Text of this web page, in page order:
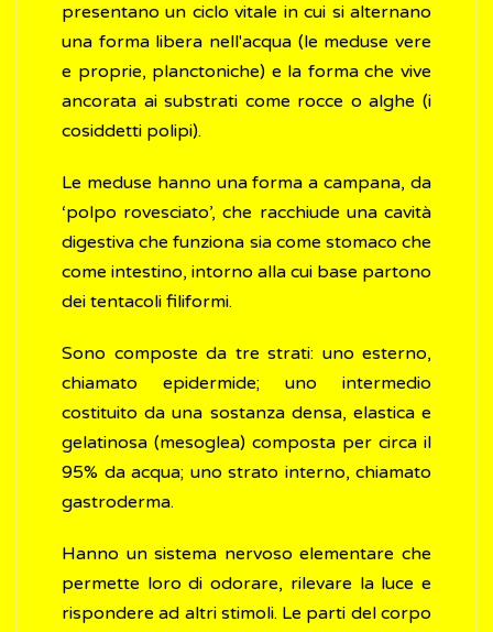
presentano un ciclo vitale in cui si alternano
una forma libera nell'acqua (le meduse vere
e proprie, planctoniche) e la forma che vive
ancorata ai substrati come rocce o alghe (i
cosiddetti polipi).
Le meduse hanno una forma a campana, da
‘polpo rovesciato’, che racchiude una cavità
digestiva che funziona sia come stomaco che
come intestino, intorno alla cui base partono
dei tentacoli filiformi.
Sono composte da tre strati: uno esterno,
chiamato epidermide; uno intermedio
costituito da una sostanza densa, elastica e
gelatinosa (mesoglea) composta per circa il
95% da acqua; uno strato interno, chiamato
gastroderma.
Hanno un sistema nervoso elementare che
permette loro di odorare, rilevare la luce e
rispondere ad altri stimoli. Le parti del corpo